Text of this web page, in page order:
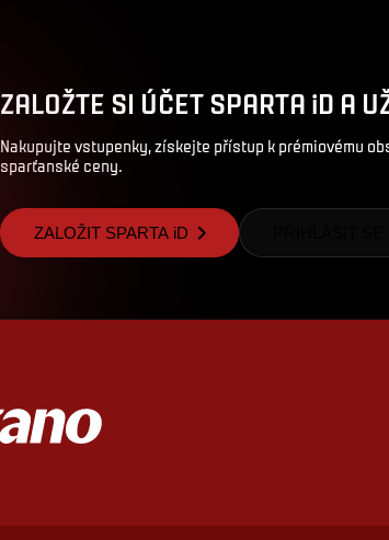
ZALOŽTE SI ÚČET SPARTA iD A
Nakupujte vstupenky, získejte přístup k prémiovému
sparťanské ceny.
ZALOŽIT SPARTA iD